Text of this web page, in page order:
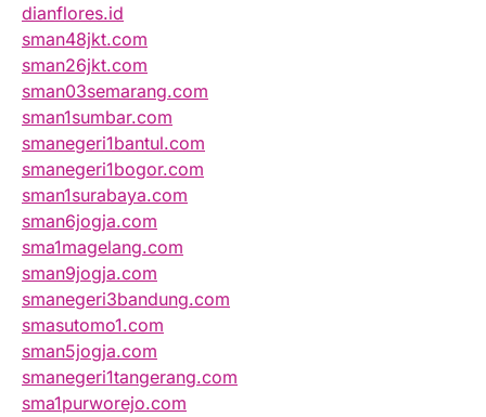
dianflores.id
sman48jkt.com
sman26jkt.com
sman03semarang.com
sman1sumbar.com
smanegeri1bantul.com
smanegeri1bogor.com
sman1surabaya.com
sman6jogja.com
sma1magelang.com
sman9jogja.com
smanegeri3bandung.com
smasutomo1.com
sman5jogja.com
smanegeri1tangerang.com
sma1purworejo.com